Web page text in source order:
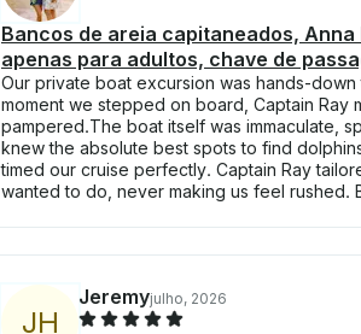
Bancos de areia capitaneados, Anna
apenas para adultos, chave de
Our private boat excursion was hands-
moment we stepped on board, Captain
pampered.The boat itself was immaculate,
knew the absolute best spots to find
timed our cruise perfectly. Captain Ray
wanted to do, never making us feel rushed.
JH
Jeremyjulho, 2026